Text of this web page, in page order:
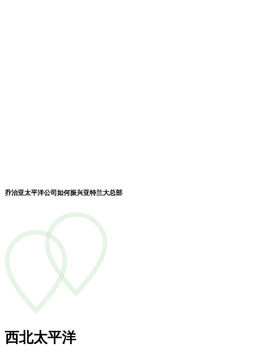
乔治亚太平洋公司如何振兴亚特兰大总部
西北太平洋